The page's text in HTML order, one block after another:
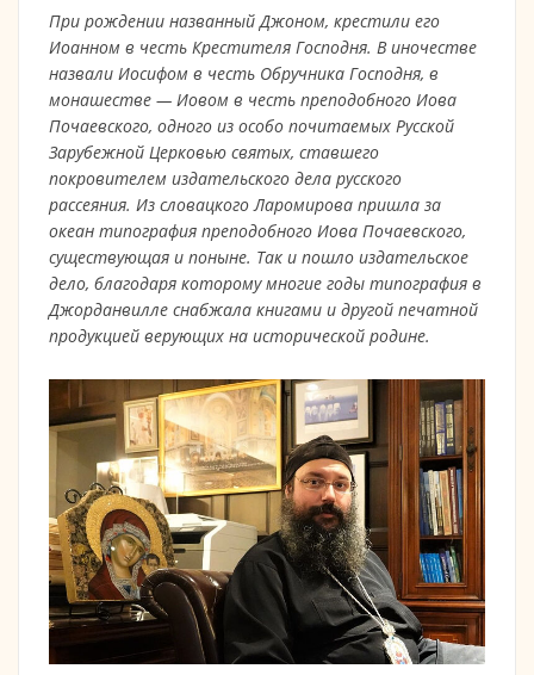
При рождении названный Джоном, крестили его
Иоанном в честь Крестителя Господня. В иночестве
назвали Иосифом в честь Обручника Господня, в
монашестве — Иовом в честь преподобного Иова
Почаевского, одного из особо почитаемых Русской
Зарубежной Церковью святых, ставшего
покровителем издательского дела русского
рассеяния. Из словацкого Ларомирова пришла за
океан типография преподобного Иова Почаевского,
существующая и поныне. Так и пошло издательское
дело, благодаря которому многие годы типография в
Джорданвилле снабжала книгами и другой печатной
продукцией верующих на исторической родине.